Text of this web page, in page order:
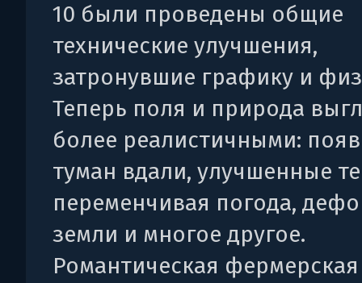
10 были проведены общие
технические улучшения,
затронувшие графику и
Теперь поля и природа
более реалистичными:
туман вдали, улучшенные
переменчивая погода,
земли и многое другое.
Романтическая